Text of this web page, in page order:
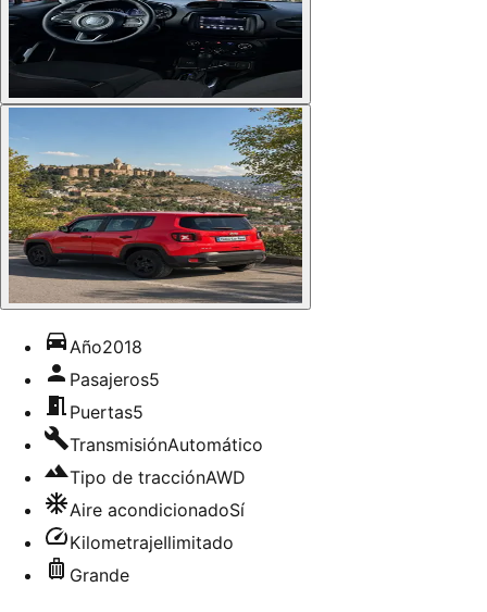
Año2018
Pasajeros5
Puertas5
TransmisiónAutomático
Tipo de tracciónAWD
Aire acondicionadoSí
KilometrajeIlimitado
Grande